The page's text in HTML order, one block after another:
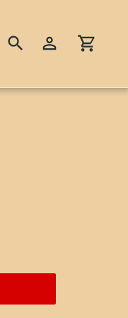
Suchen Einloggen